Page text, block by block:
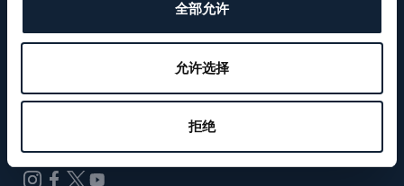
全部允许
允许选择
拒绝
關注我們
WeChat ID
Breguet_China